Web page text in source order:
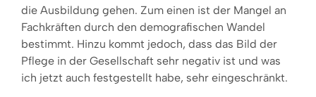
die Ausbildung gehen. Zum einen ist der Mangel an
Fachkräften durch den demografischen Wandel
bestimmt. Hinzu kommt jedoch, dass das Bild der
Pflege in der Gesellschaft sehr negativ ist und was
ich jetzt auch festgestellt habe, sehr eingeschränkt.